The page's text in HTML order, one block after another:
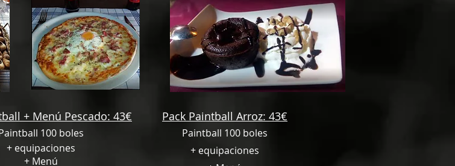
Pack Paintball Arroz: 43€
Paintball 100 boles
+ equipaciones
+ Menú Pescado: 43€
100 boles
+ equipaciones
+ Menú